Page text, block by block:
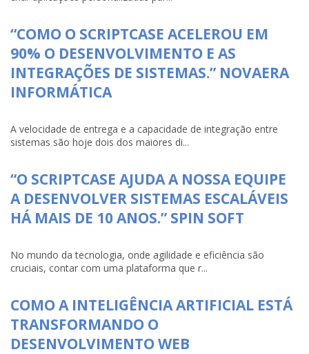
“COMO O SCRIPTCASE ACELEROU EM
90% O DESENVOLVIMENTO E AS
INTEGRAÇÕES DE SISTEMAS.” NOVAERA
INFORMÁTICA
A velocidade de entrega e a capacidade de integração entre
sistemas são hoje dois dos maiores di...
“O SCRIPTCASE AJUDA A NOSSA EQUIPE
A DESENVOLVER SISTEMAS ESCALÁVEIS
HÁ MAIS DE 10 ANOS.” SPIN SOFT
No mundo da tecnologia, onde agilidade e eficiência são
cruciais, contar com uma plataforma que r...
COMO A INTELIGÊNCIA ARTIFICIAL ESTÁ
TRANSFORMANDO O
DESENVOLVIMENTO WEB